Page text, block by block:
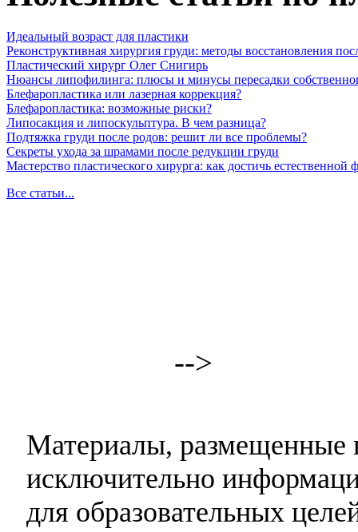
Идеальный возраст для пластики
Реконструктивная хирургия груди: методы восстановления
Пластический хирург Олег Снигирь
Нюансы липофилинга: плюсы и минусы пересадки
Блефаропластика или лазерная коррекция?
Блефаропластика: возможные риски?
Липосакция и липоскульптура. В чем разница?
Подтяжка груди после родов: решит ли все проблемы?
Секреты ухода за шрамами после редукции груди
Мастерство пластического хирурга: как достичь
Все статьи...
-->
Материалы, размещенные
исключительно
для образовательных